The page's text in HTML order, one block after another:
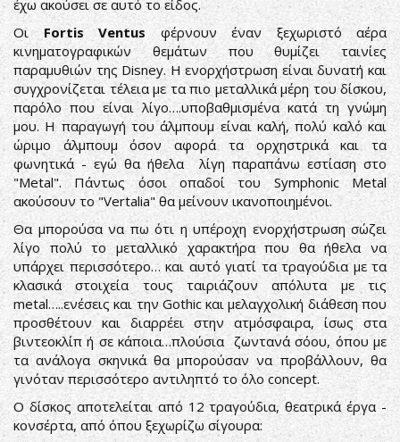
έχω ακούσει σε αυτό το είδος.
ΟιFortis Ventus φέρνουν έναν ξεχωριστό αέρα
κινηματογραφικών θεμάτων που θυμίζει ταινίες
παραμυθιών της Disney. Η ενορχήστρωση είναι δυνατή και
συγχρονίζεται τέλεια με τα πιο μεταλλικά μέρη του δίσκου,
παρόλο που είναι λίγο….υποβαθμισμένα κατά τη γνώμη
μου. Η παραγωγή του άλμπουμ είναι καλή, πολύ καλό και
ώριμο άλμπουμ όσον αφορά τα ορχηστρικά και τα
φωνητικά - εγώ θα ήθελα λίγη παραπάνω εστίαση στο
"Metal". Πάντως όσοι οπαδοί του Symphonic Metal
ακούσουν το "Vertalia" θα μείνουν ικανοποιημένοι.
Θα μπορούσα να πω ότι η υπέροχη ενορχήστρωση σώζει
λίγο πολύ το μεταλλικό χαρακτήρα που θα ήθελα να
υπάρχει περισσότερο… και αυτό γιατί τα τραγούδια με τα
κλασικά στοιχεία τους ταιριάζουν απόλυτα με τις
metal…..ενέσεις και την Gothic και μελαγχολική διάθεση που
προσθέτουν και διαρρέει στην ατμόσφαιρα, ίσως στα
βιντεοκλίπ ή σε κάποια…πλούσια ζωντανά σόου, όπου με
τα ανάλογα σκηνικά θα μπορούσαν να προβάλλουν, θα
γινόταν περισσότερο αντιληπτό το όλο concept.
Ο δίσκος αποτελείται από 12 τραγούδια, θεατρικά έργα -
κονσέρτα, από όπου ξεχωρίζω σίγουρα: